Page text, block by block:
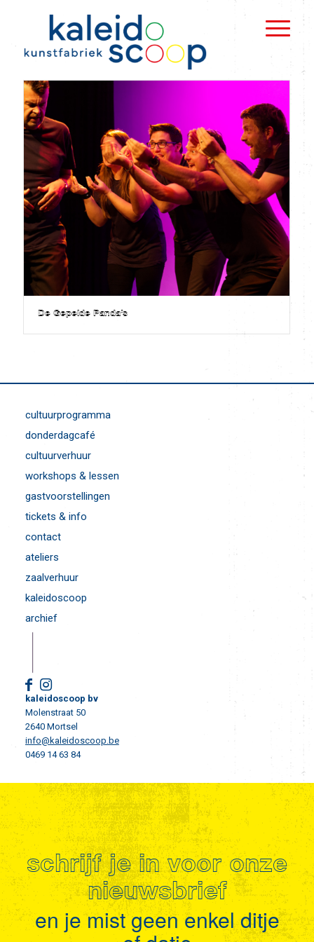
De Gepelde Panda’s
cultuurprogramma
donderdagcafé
cultuurverhuur
workshops & lessen
gastvoorstellingen
tickets & info
contact
ateliers
zaalverhuur
kaleidoscoop
archief
kaleidoscoop bv
Molenstraat 50
2640 Mortsel
info@kaleidoscoop.be
0469 14 63 84
schrijf je in voor onze
nieuwsbrief
en je mist geen enkel ditje